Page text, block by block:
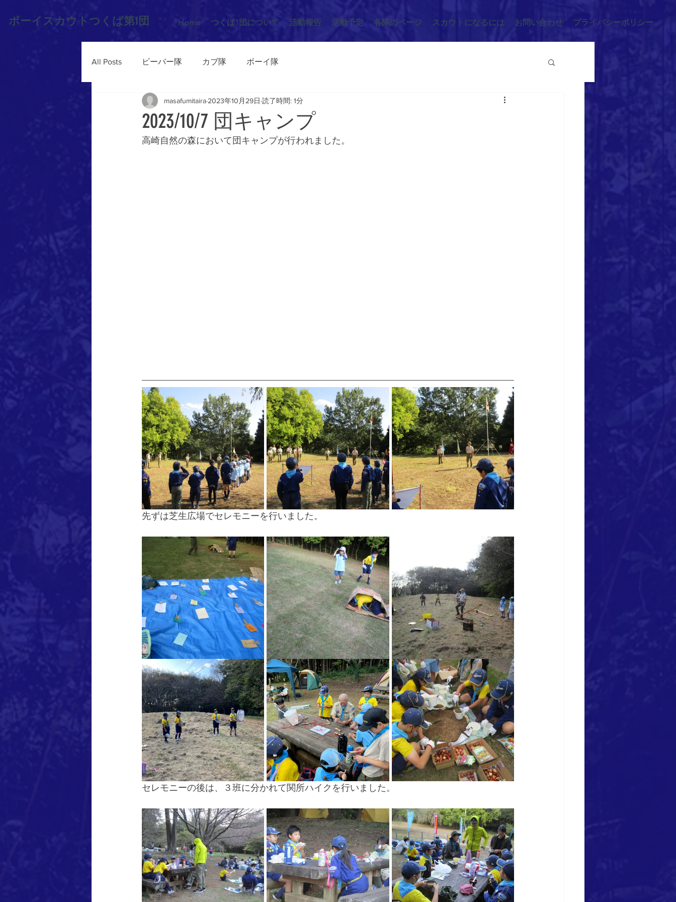
ボーイスカウトつくば第1団 Home つくば1団について 活動報告 活動予定 各隊のページ スカウトになるには お問い合わせ プライバシーポリシー
All Posts ビーバー隊 カブ隊 ボーイ隊
2023/10/7 団キャンプ
masafumitaira 2023年10月29日 読了時間: 1分
高崎自然の森において団キャンプが行われました。
先ずは芝生広場でセレモニーを行いました。
セレモニーの後は、３班に分かれて関所ハイクを行いました。